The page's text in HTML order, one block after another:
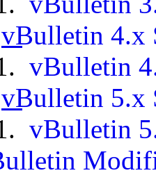
vBulletin 4.x
vBulletin
vBulletin 5.x
vBulletin